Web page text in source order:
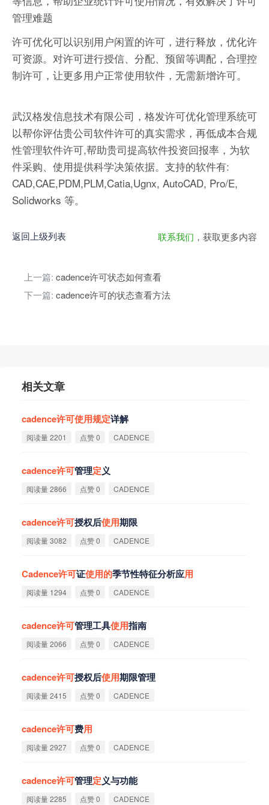
管理难题
许可优化可以识别用户闲置的许可，进行释放，优化许
可资源。对许可进行授信、分配、预留等调配，合理控
制许可，让更多用户正常使用软件，无需新增许可。
武汉格发信息技术有限公司，格发许可优化管理系统可
以帮你评估贵公司软件许可的真实需求，再低成本合规
性管理软件许可,帮助贵司提高软件投资回报率，为软
件采购、使用提供科学决策依据。支持的软件有:
CAD,CAE,PDM,PLM,Catia,Ugnx, AutoCAD, Pro/E,
Solidworks 等。
返回上级列表 联系我们 ，获取更多内容
上一篇: cadence许可状态如何查看
下一篇: cadence许可的状态查看方法
相关文章
cadence许可使用规定详解
阅读量 2201 点赞 0 CADENCE
cadence许可管理定义
阅读量 2866 点赞 0 CADENCE
cadence许可授权后使用期限
阅读量 3082 点赞 0 CADENCE
Cadence许可证使用的季节性特征分析应用
阅读量 1294 点赞 0 CADENCE
cadence许可管理工具使用指南
阅读量 2066 点赞 0 CADENCE
cadence许可授权后使用期限管理
阅读量 2415 点赞 0 CADENCE
cadence许可费用
阅读量 2927 点赞 0 CADENCE
cadence许可管理定义与功能
阅读量 2285 点赞 0 CADENCE